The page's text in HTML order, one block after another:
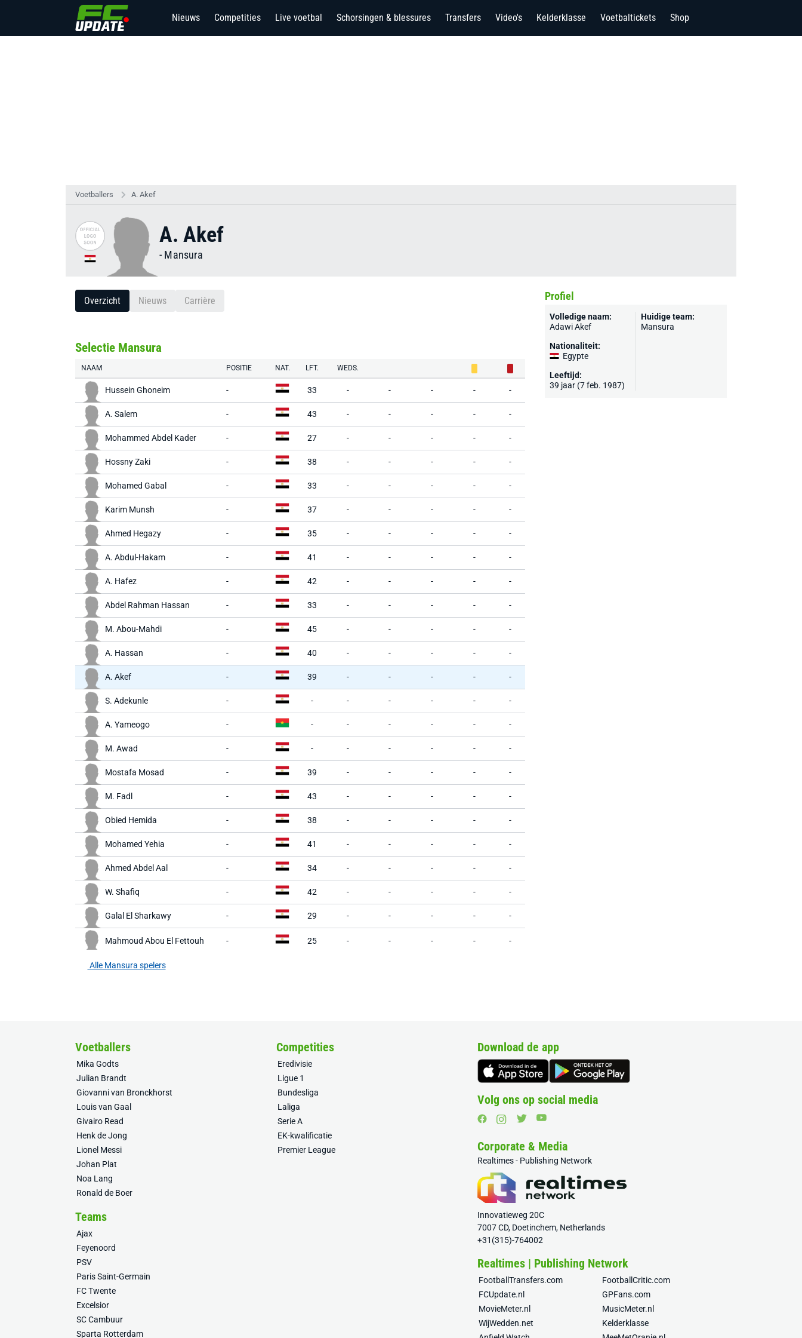
Nieuws Competities Live voetbal Schorsingen & blessures Transfers Video's Kelderklasse Voetbaltickets Shop
Voetballers A. Akef
A. Akef
- Mansura
Overzicht Nieuws Carrière
Selectie Mansura
NAAM POSITIE NAT. LFT. WEDS.
Hussein Ghoneim - 33 - - - - -
A. Salem - 43 - - - - -
Mohammed Abdel Kader - 27 - - - - -
Hossny Zaki - 38 - - - - -
Mohamed Gabal - 33 - - - - -
Karim Munsh - 37 - - - - -
Ahmed Hegazy - 35 - - - - -
A. Abdul-Hakam - 41 - - - - -
A. Hafez - 42 - - - - -
Abdel Rahman Hassan - 33 - - - - -
M. Abou-Mahdi - 45 - - - - -
A. Hassan - 40 - - - - -
A. Akef - 39 - - - - -
S. Adekunle - - - - - - -
A. Yameogo - - - - - - -
M. Awad - - - - - - -
Mostafa Mosad - 39 - - - - -
M. Fadl - 43 - - - - -
Obied Hemida - 38 - - - - -
Mohamed Yehia - 41 - - - - -
Ahmed Abdel Aal - 34 - - - - -
W. Shafiq - 42 - - - - -
Galal El Sharkawy - 29 - - - - -
Mahmoud Abou El Fettouh - 25 - - - - -
Alle Mansura spelers
Profiel
Volledige naam:
Adawi Akef
Nationaliteit:
Egypte
Leeftijd:
39 jaar (7 feb. 1987)
Huidige team:
Mansura
Voetballers
Mika Godts
Julian Brandt
Giovanni van Bronckhorst
Louis van Gaal
Givairo Read
Henk de Jong
Lionel Messi
Johan Plat
Noa Lang
Ronald de Boer
Competities
Eredivisie
Ligue 1
Bundesliga
Laliga
Serie A
EK-kwalificatie
Premier League
Teams
Ajax
Feyenoord
PSV
Paris Saint-Germain
FC Twente
Excelsior
SC Cambuur
Sparta Rotterdam
Download de app
Volg ons op social media
Corporate & Media
Realtimes - Publishing Network
Innovatieweg 20C
7007 CD, Doetinchem, Netherlands
+31(315)-764002
Realtimes | Publishing Network
FootballTransfers.com
FootballCritic.com
FCUpdate.nl
GPFans.com
MovieMeter.nl
MusicMeter.nl
WijWedden.net
Kelderklasse